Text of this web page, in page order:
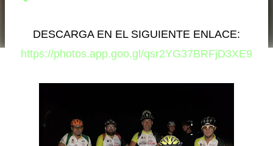
DESCARGA EN EL SIGUIENTE ENLACE:
https://photos.app.goo.gl/qsr2YG37BRFjD3XE9